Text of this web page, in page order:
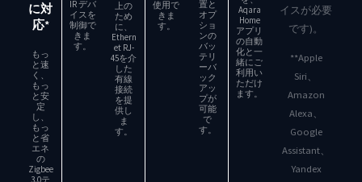
に対
応*
もっ
と速
く、
もっ
と安
定
し、
もっ
と省
エネ
の
Zigbee
3.0テ
IR デバ
イスを
制御で
きま
す。
上の
ため
に、
Ethern
et RJ-
45を介
した
有線
接続
を提
供し
ま
す。
使用で
きま
す。
置と
オプ
ショ
ンの
バッ
テリ
ーバ
ック
アッ
プが
可能
で
す。
Aqara
Home
アプリ
の自動
化と一
緒にご
利用い
ただけ
ます。
イスが必要
です)。
**Apple
Siri、
Amazon
Alexa、
Google
Assistant、
Yandex